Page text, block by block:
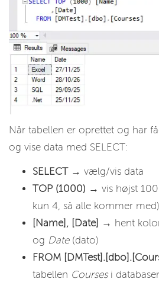
Når tabellen er oprettet og har
og vise data med SELECT:
SELECT→ vælg/vis data
TOP (1000) → vis højst
kun 4, så alle kommer med)
[Name], [Date] → hent
og Date(dato)
FROM
tabellen Coursesi